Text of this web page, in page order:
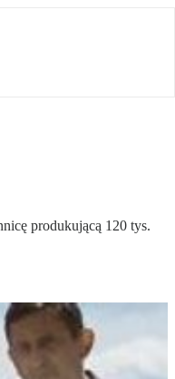
produkującą 120 tys.